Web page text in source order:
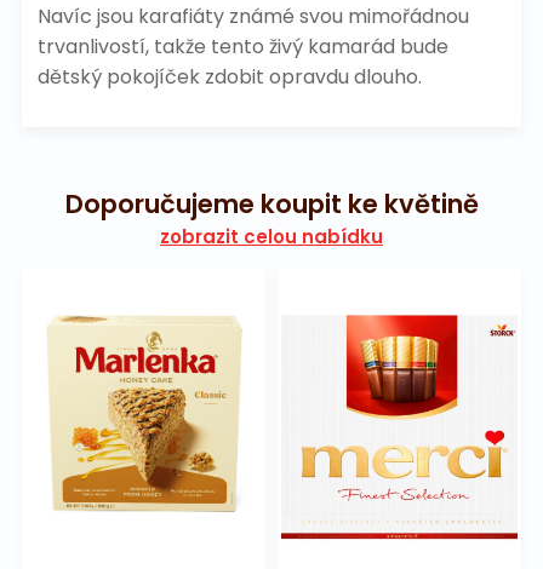
Navíc jsou karafiáty známé svou mimořádnou
trvanlivostí, takže tento živý kamarád bude
dětský pokojíček zdobit opravdu dlouho.
Doporučujeme koupit ke květině
zobrazit celou nabídku